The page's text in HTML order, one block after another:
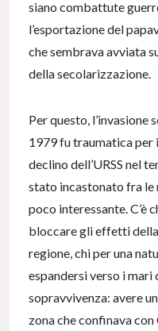
siano combattute
l’esportazione del
che sembrava avviata
della secolarizzazione.
Per questo, l’invasione
1979 fu traumatica
declino dell’URSS nel
stato incastonato fra le
poco interessante. C’è
bloccare gli effetti
regione, chi per una
espandersi verso i mari
sopravvivenza: avere
zona che confinava con